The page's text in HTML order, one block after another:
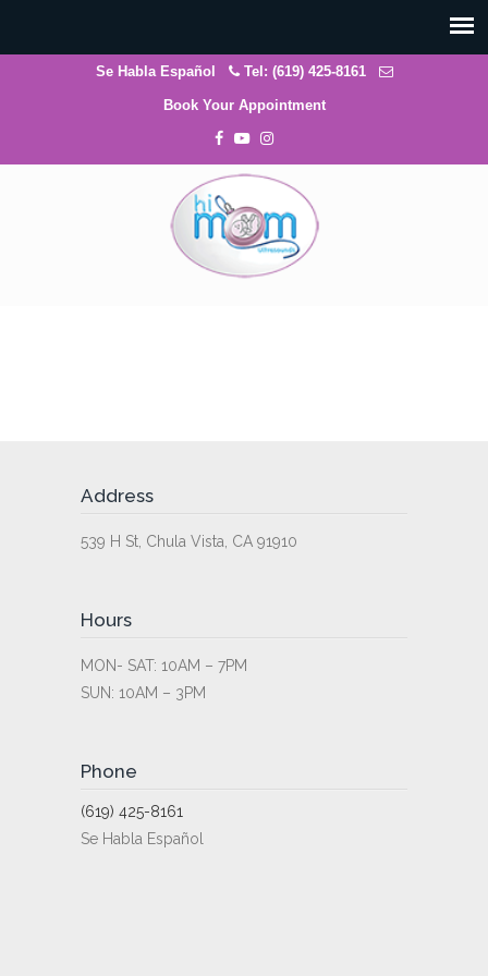
Se Habla Español Tel: (619) 425-8161
Book Your Appointment
Address
539 H St, Chula Vista, CA 91910
Hours
MON- SAT: 10AM – 7PM
SUN: 10AM – 3PM
Phone
(619) 425-8161
Se Habla Español